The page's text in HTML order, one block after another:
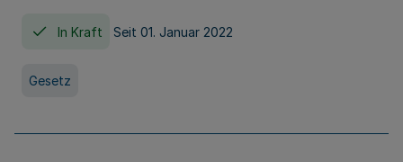
In Kraft Seit 01. Januar 2022
Gesetz